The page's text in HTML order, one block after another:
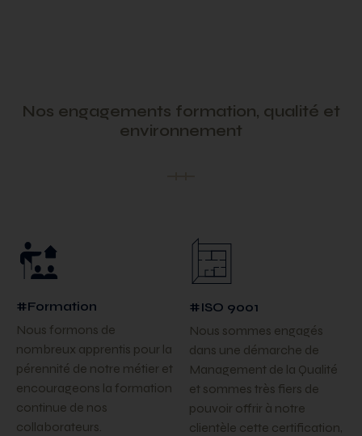
Nos engagements formation, qualité et
environnement
#Formation
Nous formons de
nombreux apprentis pour la
pérennité de notre métier et
encourageons la formation
continue de nos
collaborateurs.
#ISO 9001
Nous sommes engagés
dans une démarche de
Management de la Qualité
et sommes très fiers de
pouvoir offrir à notre
clientèle cette certification,